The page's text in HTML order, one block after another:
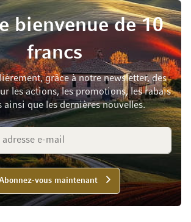
bienvenue de 10
francs
grâce à notre newsletter, des
les actions, les promotions, les rabais
ainsi que les dernières nouvelles.
vous maintenant